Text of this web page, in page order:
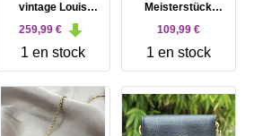
vintage Louis
Vuitton en toile
Monogram
259,99 €
1 en stock
Meisterstück
classique noir et
109,99 €
1 en stock